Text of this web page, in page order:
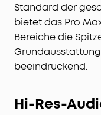
Standard der
bietet das Pro
Bereiche die
beeindruckend.
Hi-Res-